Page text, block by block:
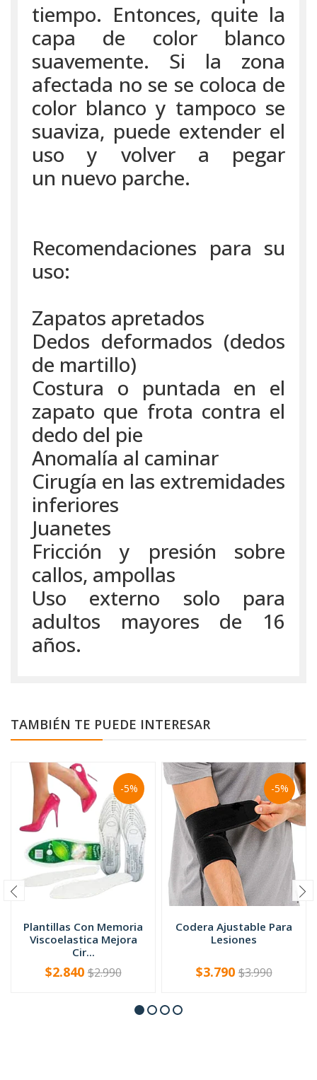
tiempo. Entonces, quite la
capa de color blanco
suavemente. Si la zona
afectada no se se coloca de
color blanco y tampoco se
suaviza, puede extender el
uso y volver a pegar
un nuevo parche.
Recomendaciones para su
uso:
Zapatos apretados
Dedos deformados (dedos
de martillo)
Costura o puntada en el
zapato que frota contra el
dedo del pie
Anomalía al caminar
Cirugía en las extremidades
inferiores
Juanetes
Fricción y presión sobre
callos, ampollas
Uso externo solo para
adultos mayores de 16
años.
TAMBIÉN TE PUEDE INTERESAR
-5%
Plantillas Con Memoria
Viscoelastica Mejora
Cir...
+
$2.840$2.990
-5%
Codera Ajustable Para
Lesiones
+
$3.790$3.990